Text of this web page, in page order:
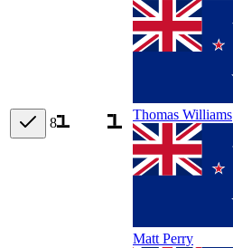
8 Thomas Williams
Matt Perry